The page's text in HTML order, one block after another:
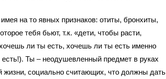
на то явных признаков: отиты, бронхиты,
тебя бьют, т.к. «дети, чтобы расти,
ли ты есть, хочешь ли ты есть именно
Ты – неодушевленный предмет в руках
социально считающих, что должны дать